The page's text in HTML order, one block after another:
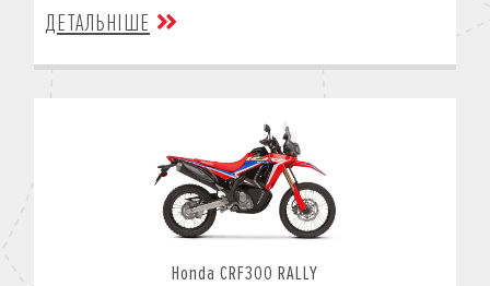
ДЕТАЛЬНІШЕ
Honda CRF300 RALLY